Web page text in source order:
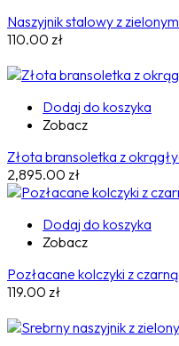
Naszyjnik stalowy z
110.00 zł
Dodaj do koszyka
Zobacz
Złota bransoletka z
2,895.00 zł
Dodaj do koszyka
Zobacz
Pozłacane kolczyki z
119.00 zł